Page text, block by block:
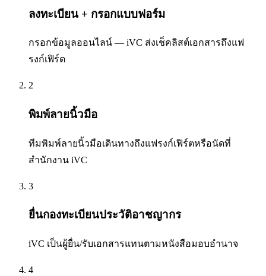
ลงทะเบียน + กรอกแบบฟอร์ม
กรอกข้อมูลออนไลน์ — iVC ส่งเช็คลิสต์เอกสารถึงแฟ
รงก์เฟิร์ต
2
พิมพ์ลายนิ้วมือ
ทีมพิมพ์ลายนิ้วมือเดินทางถึงแฟรงก์เฟิร์ตหรือนัดที่
สำนักงาน iVC
3
ยื่นกองทะเบียนประวัติอาชญากร
iVC เป็นผู้ยื่น/รับเอกสารแทนตามหนังสือมอบอำนาจ
4